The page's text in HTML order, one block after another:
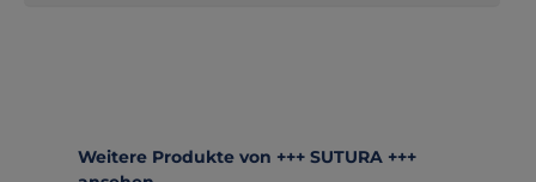
Produktgalerie überspringen
Weitere Produkte von +++ SUTURA +++